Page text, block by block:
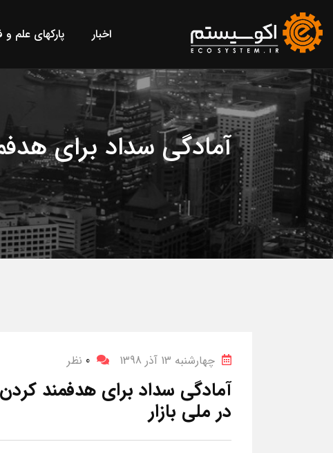
اخبار پارکهای علم و
آمادگی سداد برای
چهارشنبه 13 آذر 1398 0 نظر
آمادگی سداد برای هدفمند
در ملی بازار